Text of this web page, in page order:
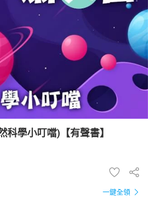
/紙本書
HOT
科學小叮噹)【有聲書】
一鍵全領